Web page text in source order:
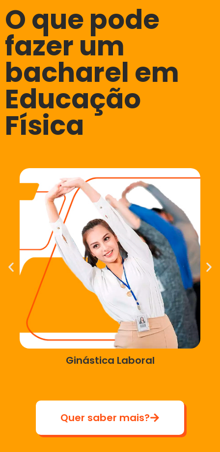
O que pode
fazer um
bacharel em
Educação
Física
Ginástica Laboral
Quer saber mais?